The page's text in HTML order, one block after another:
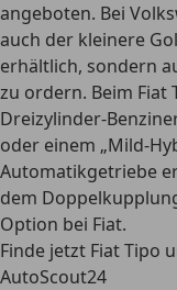
angeboten. Bei
auch der kleinere
erhältlich, sondern
zu ordern. Beim Fiat
Dreizylinder-
oder einem „Mild-
Automatikgetriebe
dem
Option bei Fiat.
Finde jetzt Fiat Tipo
AutoScout24